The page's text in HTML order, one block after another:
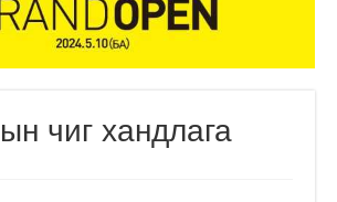
чиг хандлага